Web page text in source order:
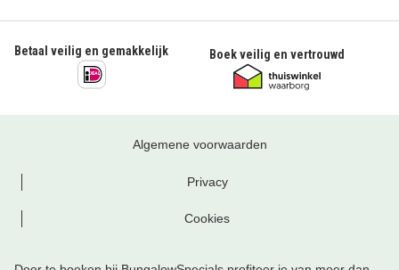
Betaal veilig en gemakkelijk Boek veilig en vertrouwd
Algemene voorwaarden
Privacy
Cookies